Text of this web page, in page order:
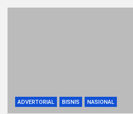
ADVERTORIAL BISNIS NASIONAL